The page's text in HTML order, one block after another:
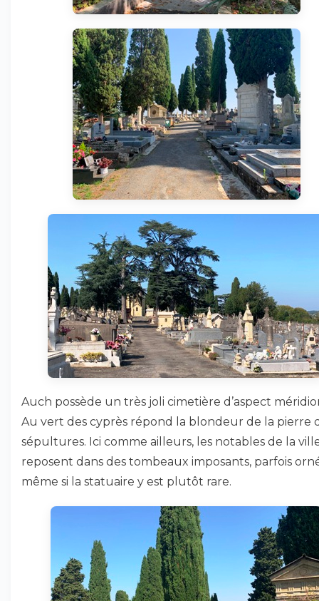
Auch possède un très joli cimetière d’aspect
Au vert des cyprès répond la blondeur de la pierre
sépultures. Ici comme ailleurs, les notables de la
reposent dans des tombeaux imposants, parfois
même si la statuaire y est plutôt rare.